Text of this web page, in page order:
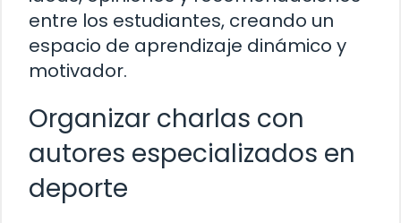
entre los estudiantes, creando un
espacio de aprendizaje dinámico y
motivador.
Organizar charlas con
autores especializados en
deporte